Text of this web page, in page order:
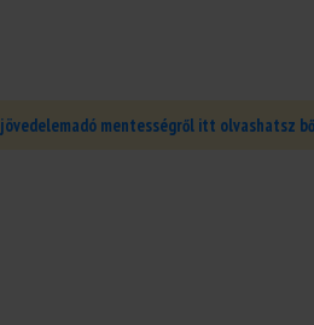
mentességről itt olvashatsz